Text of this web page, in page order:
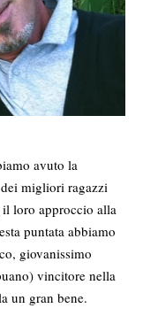
avuto la
migliori ragazzi
il loro approccio alla
puntata abbiamo
giovanissimo
vincitore nella
un gran bene.